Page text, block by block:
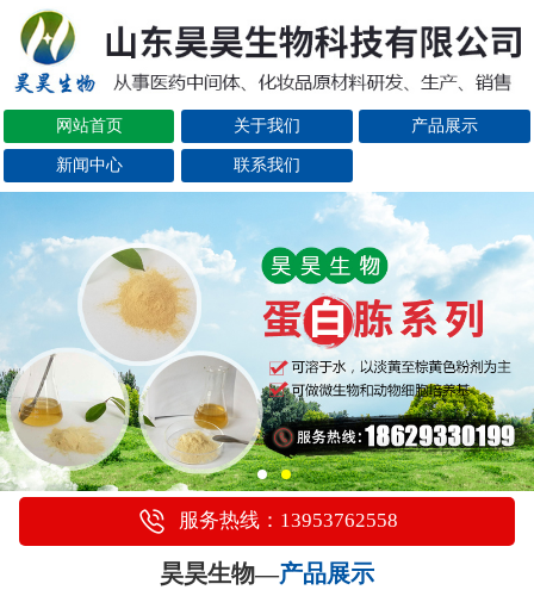
网站首页 关于我们 产品展示
新闻中心 联系我们
服务热线：13953762558
昊昊生物—产品展示